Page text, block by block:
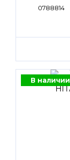
0788814
В наличии